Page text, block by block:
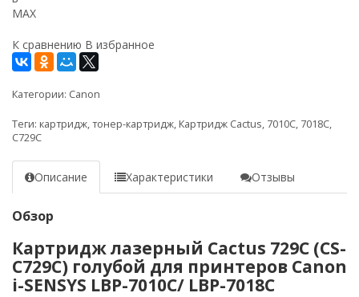
К сравнению В избранное
Категории: Canon
Теги: картридж,тонер-картридж, Картридж Cactus, 7010C, 7018C,
C729C
Описание Характеристики Отзывы
Обзор
Картридж лазерный Cactus 729C (CS-
C729C) голубой для принтеров Canon
i-SENSYS LBP-7010C/ LBP-7018C